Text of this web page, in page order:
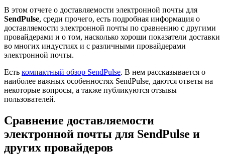
В этом отчете о доставляемости электронной почты для
SendPulse, среди прочего, есть подробная информация о
доставляемости электронной почты по сравнению с другими
провайдерами и о том, насколько хороши показатели доставки
во многих индустиях и с различными провайдерами
электронной почты.
Есть компактный обзор SendPulse. В нем рассказывается о
наиболее важных особенностях SendPulse, даются ответы на
некоторые вопросы, а также публикуются отзывы
пользователей.
Сравнение доставляемости
электронной почты для SendPulse и
других провайдеров